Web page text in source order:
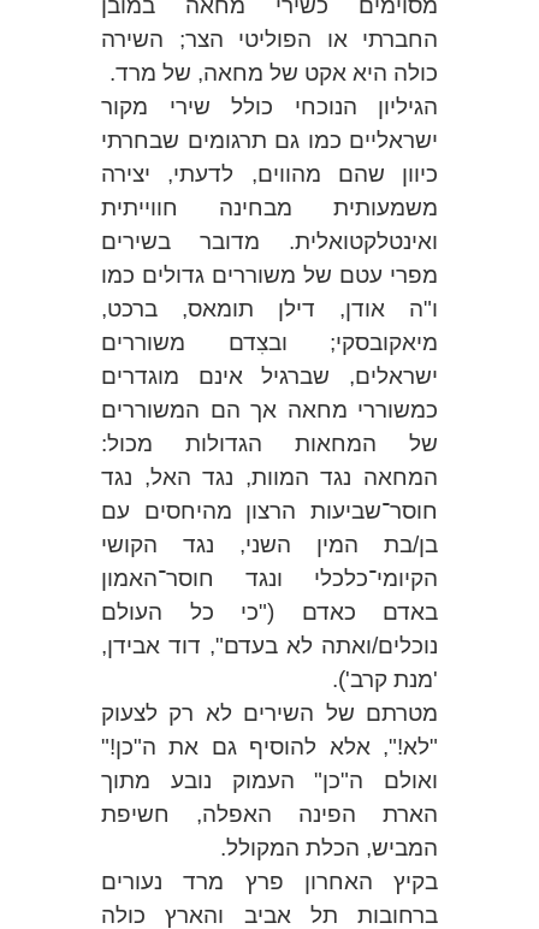
מסוימים כשירי מחאה במובן
החברתי או הפוליטי הצר; השירה
כולה היא אקט של מחאה, של מרד.
הגיליון הנוכחי כולל שירי מקור
ישראליים כמו גם תרגומים שבחרתי
כיוון שהם מהווים, לדעתי, יצירה
משמעותית מבחינה חווייתית
ואינטלקטואלית. מדובר בשירים
מפרי עטם של משוררים גדולים כמו
ו"ה אודן, דילן תומאס, ברכט,
מיאקובסקי; ובצִדם משוררים
ישראלים, שברגיל אינם מוגדרים
כמשוררי מחאה אך הם המשוררים
של המחאות הגדולות מכול:
המחאה נגד המוות, נגד האל, נגד
חוסר־שביעות הרצון מהיחסים עם
בן/בת המין השני, נגד הקושי
הקיומי־כלכלי ונגד חוסר־האמון
באדם כאדם ("כי כל העולם
נוכלים/ואתה לא בעדם", דוד אבידן,
'מנת קרב').
מטרתם של השירים לא רק לצעוק
"לא!", אלא להוסיף גם את ה"כן!"
ואולם ה"כן" העמוק נובע מתוך
הארת הפינה האפלה, חשיפת
המביש, הכלת המקולל.
בקיץ האחרון פרץ מרד נעורים
ברחובות תל אביב והארץ כולה